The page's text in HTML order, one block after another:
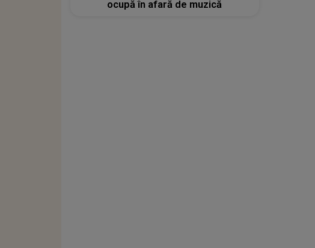
ocupă în afară de muzică